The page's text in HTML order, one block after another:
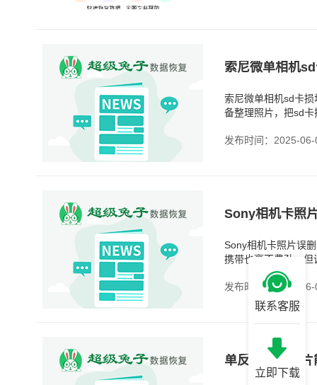
索尼微单相机sd卡
备整理照片，把sd
发布时间：2025-06-
Sony相机卡照
Sony相机卡照片误
携带也毫不费劲。
是很多人就会边用
发布时间：2025-06-
单反删掉的照
联系客服
立即下载